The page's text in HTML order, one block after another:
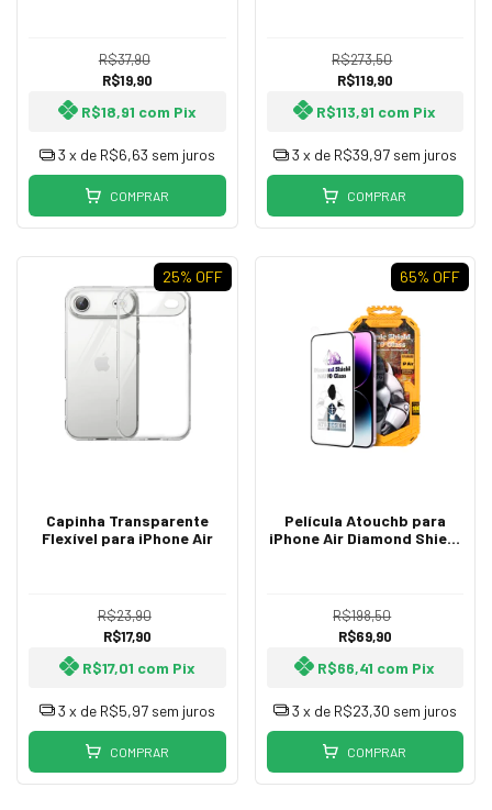
R$37,90
R$19,90
R$18,91 com Pix
3 x de R$6,63 sem juros
COMPRAR
R$273,50
R$119,90
R$113,91 com Pix
3 x de R$39,97 sem juros
COMPRAR
25% OFF
Capinha Transparente
Flexível para iPhone Air
R$23,90
R$17,90
R$17,01 com Pix
3 x de R$5,97 sem juros
COMPRAR
65% OFF
Película Atouchb para
iPhone Air Diamond Shield
R$198,50
R$69,90
R$66,41 com Pix
3 x de R$23,30 sem juros
COMPRAR